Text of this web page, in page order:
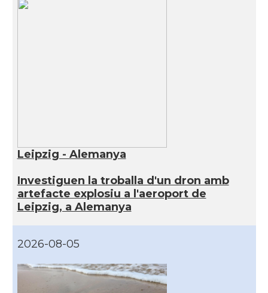
Leipzig - Alemanya
Investiguen la troballa d'un dron amb
artefacte explosiu a l'aeroport de
Leipzig, a Alemanya
2026-08-05